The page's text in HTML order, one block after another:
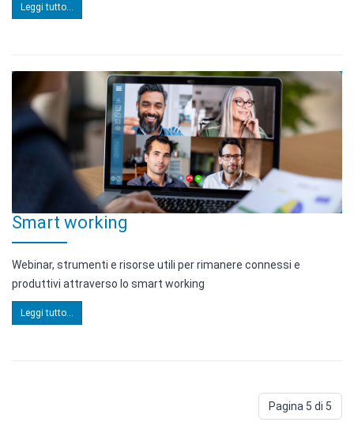
Leggi tutto...
Smart working
Webinar, strumenti e risorse utili per rimanere connessi e
produttivi attraverso lo smart working
Leggi tutto...
Pagina 5 di 5